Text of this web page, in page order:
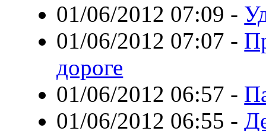
01/06/2012 07:09 -
01/06/2012 07:07 -
дороге
01/06/2012 06:57 -
01/06/2012 06:55 -